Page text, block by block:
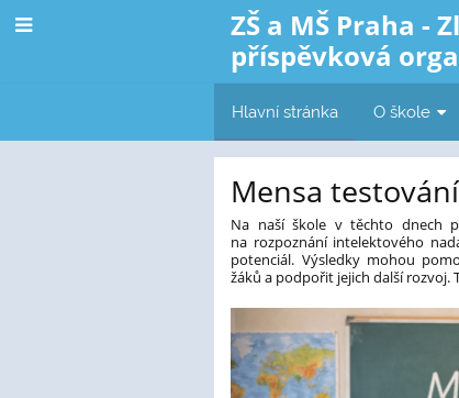
ZŠ a MŠ Praha -
příspěvková
Hlavní stránka O škole
Základní
škola
a
mateřská
škola
Praha
Mensa
Na naší škole v těchto dnech
na rozpoznání intelektového
potenciál. Výsledky mohou
žáků a podpořit jejich další rozvoj.